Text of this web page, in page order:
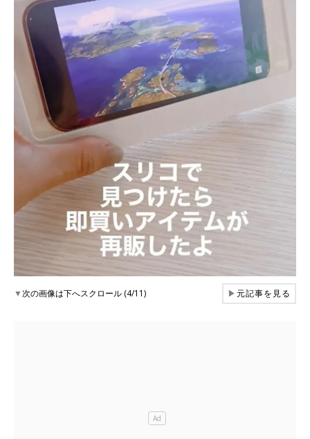
▼次の画像は下へスクロール (4/11) ▶元記事を見る